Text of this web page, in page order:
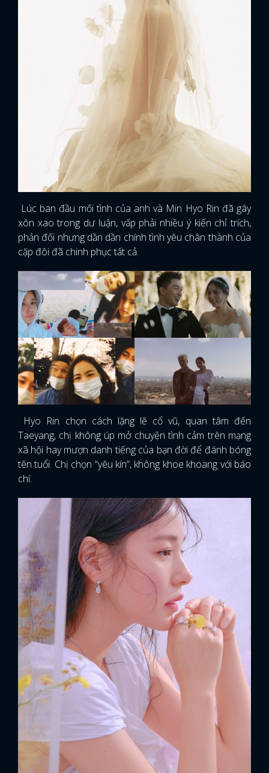
Lúc ban đầu mối tình của anh và Min Hyo Rin đã gây
xôn xao trong dư luận, vấp phải nhiều ý kiến chỉ trích,
phản đối nhưng dần dần chính tình yêu chân thành của
cặp đôi đã chinh phục tất cả.
Hyo Rin chọn cách lặng lẽ cổ vũ, quan tâm đến
Taeyang, chị không úp mở chuyện tình cảm trên mạng
xã hội hay mượn danh tiếng của bạn đời để đánh bóng
tên tuổi. Chị chọn “yêu kín”, không khoe khoang với báo
chí.